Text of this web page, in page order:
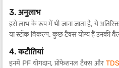
3. अनुलाभ
इसे लाभ के रूप में भी जाना जाता है, ये
या स्टॉक विकल्प. कुछ टैक्स योग्य हैं उनकी
4. कटौतियां
इनमें PF योगदान, प्रोफेशनल टैक्स और TDS